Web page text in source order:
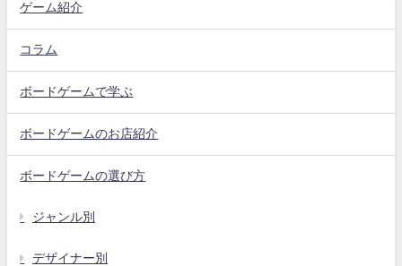
ゲーム紹介
コラム
ボードゲームで学ぶ
ボードゲームのお店紹介
ボードゲームの選び方
ジャンル別
デザイナー別